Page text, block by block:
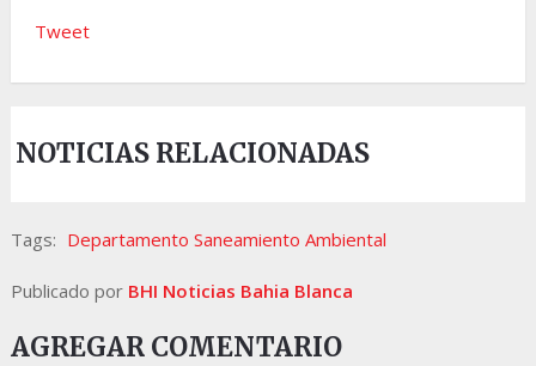
Tweet
NOTICIAS RELACIONADAS
Tags: Departamento Saneamiento Ambiental
Publicado por BHI Noticias Bahia Blanca
AGREGAR COMENTARIO